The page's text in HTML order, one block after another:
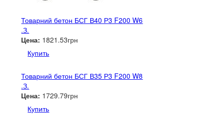
Товарний бетон БСГ В40 Р3 F200 W6
.З.
Цена: 1821.53грн
Купить
Товарний бетон БСГ В35 Р3 F200 W8
.З.
Цена: 1729.79грн
Купить